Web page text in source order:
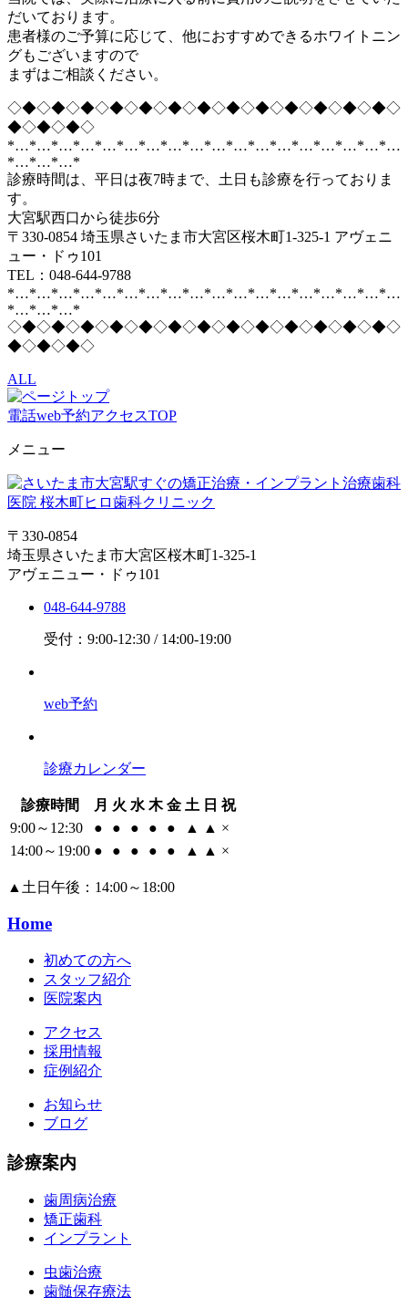
だいております。
患者様のご予算に応じて、他におすすめできるホワイトニン
グもございますので
まずはご相談ください。
◇◆◇◆◇◆◇◆◇◆◇◆◇◆◇◆◇◆◇◆◇◆◇◆◇◆◇
◆◇◆◇◆◇
*…*…*…*…*…*…*…*…*…*…*…*…*…*…*…*…*…*…
*…*…*…*
診療時間は、平日は夜7時まで、土日も診療を行っておりま
す。
大宮駅西口から徒歩6分
〒330-0854 埼玉県さいたま市大宮区桜木町1-325-1 アヴェニ
ュー・ドゥ101
TEL：048-644-9788
*…*…*…*…*…*…*…*…*…*…*…*…*…*…*…*…*…*…
*…*…*…*
◇◆◇◆◇◆◇◆◇◆◇◆◇◆◇◆◇◆◇◆◇◆◇◆◇◆◇
◆◇◆◇◆◇
ALL
電話web予約アクセスTOP
メニュー
〒330-0854
埼玉県さいたま市大宮区桜木町1-325-1
アヴェニュー・ドゥ101
048-644-9788
受付：9:00-12:30 / 14:00-19:00
web予約
診療カレンダー
診療時間 月 火 水 木 金 土 日 祝
9:00～12:30
● ● ● ● ● ▲ ▲ ×
14:00～19:00 ● ● ● ● ● ▲ ▲ ×
▲ 土日午後：14:00～18:00
Home
初めての方へ
スタッフ紹介
医院案内
アクセス
採用情報
症例紹介
お知らせ
ブログ
診療案内
歯周病治療
矯正歯科
インプラント
虫歯治療
歯髄保存療法